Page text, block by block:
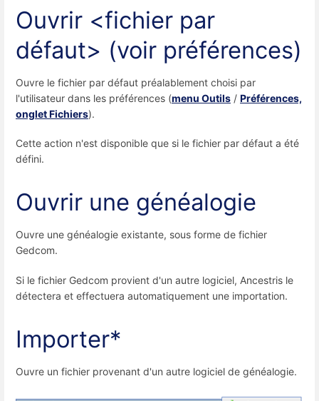
Ouvrir <fichier par
défaut> (voir préférences)
Ouvre le fichier par défaut préalablement choisi par
l'utilisateur dans les préférences (menu Outils / Préférences,
onglet Fichiers).
Cette action n'est disponible que si le fichier par défaut a été
défini.
Ouvrir une généalogie
Ouvre une généalogie existante, sous forme de fichier
Gedcom.
Si le fichier Gedcom provient d'un autre logiciel, Ancestris le
détectera et effectuera automatiquement une importation.
Importer*
Ouvre un fichier provenant d'un autre logiciel de généalogie.